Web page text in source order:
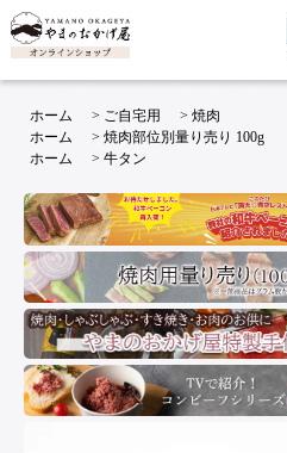
ホーム > ご自宅用 > 焼肉
ホーム
> 焼肉部位別量り売り 100g
ホーム
> 牛タン